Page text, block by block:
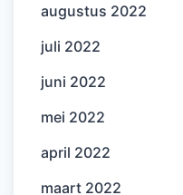
augustus 2022
juli 2022
juni 2022
mei 2022
april 2022
maart 2022